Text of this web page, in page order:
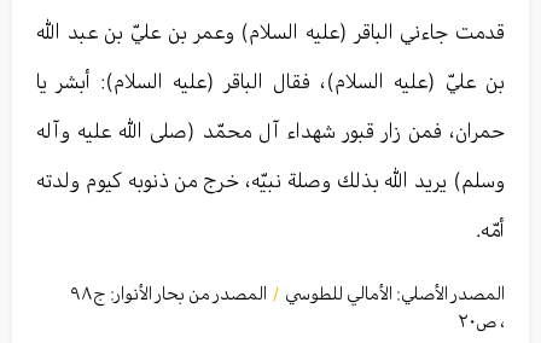
قدمت جاءني الباقر (عليه السلام) وعمر بن عليّ بن عبد الله
بن عليّ (عليه السلام)، فقال الباقر (عليه السلام): أبشر يا
حمران، فمن زار قبور شهداء آل محمّد (صلى الله عليه وآله
وسلم) يريد الله بذلك وصلة نبيّه، خرج من ذنوبه كيوم ولدته
أمّه.
المصدر الأصلي: الأمالي للطوسي / المصدر من بحار الأنوار: ج٩٨
، ص٢٠